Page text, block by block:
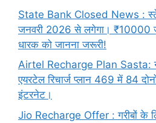
State Bank Closed News :
जनवरी 2026 से लगेगा। ₹10000
धारक को जानना जरूरी!
Airtel Recharge Plan Sasta:
एयरटेल रिचार्ज प्लान 469 में 84
इंटरनेट।
Jio Recharge Offer : गरीबों के